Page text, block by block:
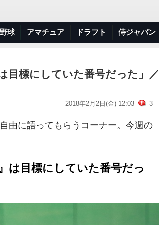
球 アマチュア ドラフト 侍ジャパン
目標にしていた番号だった」／
2018年2月2日(金) 12:03 3
由に語ってもらうコーナー。今週の
は目標にしていた番号だっ